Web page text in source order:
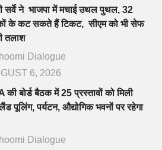
सर्वे ने भाजपा में मचाई उथल पुथल, 32
के कट सकते हैं टिकट, सीएम को भी सेफ
तलाश
Dialogue
6, 2026
की बोर्ड बैठक में 25 प्रस्तावों को मिली
पूलिंग, पर्यटन, औद्योगिक भवनों पर रहेगा
Dialogue